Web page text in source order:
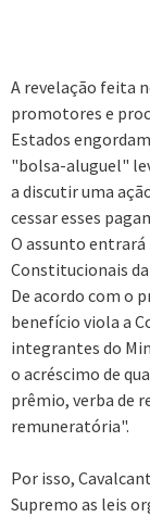
A revelação feita
promotores e
Estados
"bolsa-aluguel"
a discutir uma
cessar esses
O assunto entrará
Constitucionais
De acordo com o
benefício viola a
integrantes do
o acréscimo de
prêmio, verba de
remuneratória".
Por isso,
Supremo as leis